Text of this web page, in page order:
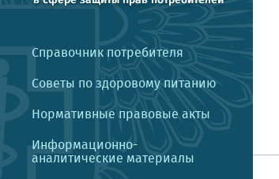
Справочник потребителя
Советы по здоровому питанию
Нормативные правовые акты
Информационно-
аналитические материалы